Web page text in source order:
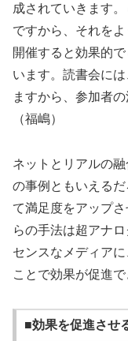
成されていきます
ですから、それを
開催すると効果的
います。読書会に
ますから、参加者
（福嶋）
ネットとリアルの
の事例ともいえる
て満足度をアップ
らの手法は超アナ
センスなメディア
ことで効果が促進で
■効果を促進させ